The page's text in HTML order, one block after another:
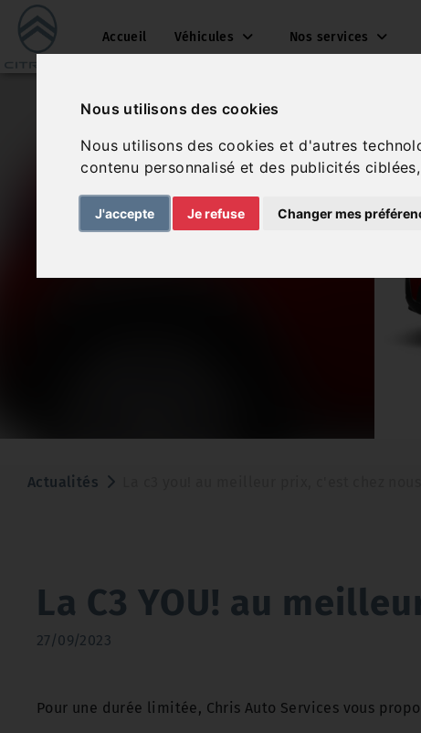
Nous utilisons des cookies
Nous utilisons des cookies et d'autres
contenu personnalisé et des publicités
J'accepte Je refuse Changer mes
Accueil Véhicules Nos services
Actualités
La C3 YOU! au
27/09/2023
Pour une durée limitée, Chris Auto Services vous